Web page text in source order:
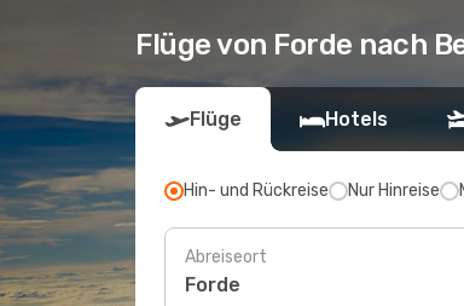
Flüge von Forde nach
Flüge Hotels
Hin- und Rückreise Nur Hinreise
Abreiseort